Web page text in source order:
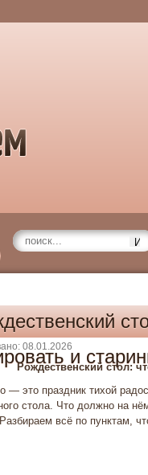
и
08.01.2026
Рождественский стол:
— это праздник тихой
стола. Что должно на
всё по пунктам,